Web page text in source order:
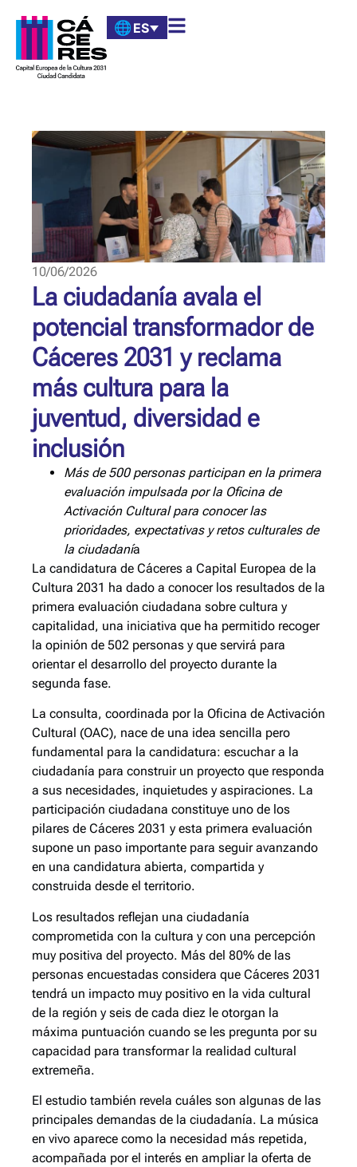
ES
10/06/2026
La ciudadanía avala el
potencial transformador de
Cáceres 2031 y reclama
más cultura para la
juventud, diversidad e
inclusión
Más de 500 personas participan en la primera
evaluación impulsada por la Oficina de
Activación Cultural para conocer las
prioridades, expectativas y retos culturales de
la ciudadanía
La candidatura de Cáceres a Capital Europea de la
Cultura 2031 ha dado a conocer los resultados de la
primera evaluación ciudadana sobre cultura y
capitalidad, una iniciativa que ha permitido recoger
la opinión de 502 personas y que servirá para
orientar el desarrollo del proyecto durante la
segunda fase.
La consulta, coordinada por la Oficina de Activación
Cultural (OAC), nace de una idea sencilla pero
fundamental para la candidatura: escuchar a la
ciudadanía para construir un proyecto que responda
a sus necesidades, inquietudes y aspiraciones. La
participación ciudadana constituye uno de los
pilares de Cáceres 2031 y esta primera evaluación
supone un paso importante para seguir avanzando
en una candidatura abierta, compartida y
construida desde el territorio.
Los resultados reflejan una ciudadanía
comprometida con la cultura y con una percepción
muy positiva del proyecto. Más del 80% de las
personas encuestadas considera que Cáceres 2031
tendrá un impacto muy positivo en la vida cultural
de la región y seis de cada diez le otorgan la
máxima puntuación cuando se les pregunta por su
capacidad para transformar la realidad cultural
extremeña.
El estudio también revela cuáles son algunas de las
principales demandas de la ciudadanía. La música
en vivo aparece como la necesidad más repetida,
acompañada por el interés en ampliar la oferta de